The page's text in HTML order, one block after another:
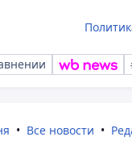
Все новости